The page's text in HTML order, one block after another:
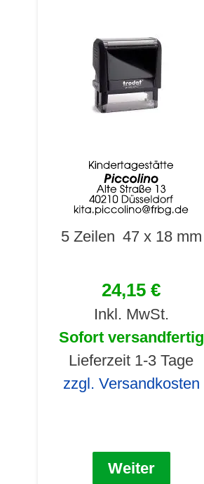
5 Zeilen 47 x 18 mm
24,15 €
Inkl. MwSt.
Sofort versandfertig
Lieferzeit 1-3 Tage
zzgl. Versandkosten
Weiter